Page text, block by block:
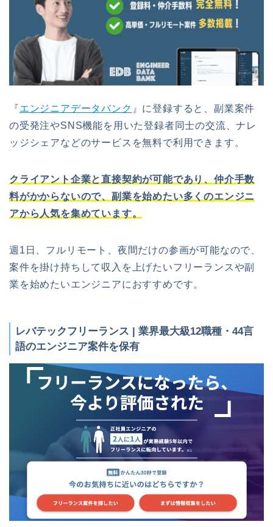
『エンジニアデータバンク 』に登録すると、副業案件
の受発注やSNS機能を用いた登録者同士の交流、ナレ
ッジシェアなどのサービスを無料で利用できます。
クライアント企業と直接契約が可能であり、仲介手数
料がかからないので、副業を始めたい多くのエンジニ
アから人気を集めています。
週1日、フルリモート、夜間だけの参画が可能なので、
案件を掛け持ちして収入を上げたいフリーランスや副
業を始めたいエンジニアにおすすめです。
レバテックフリーランス | 業界最大級12職種・44言
語のエンジニア案件を保有